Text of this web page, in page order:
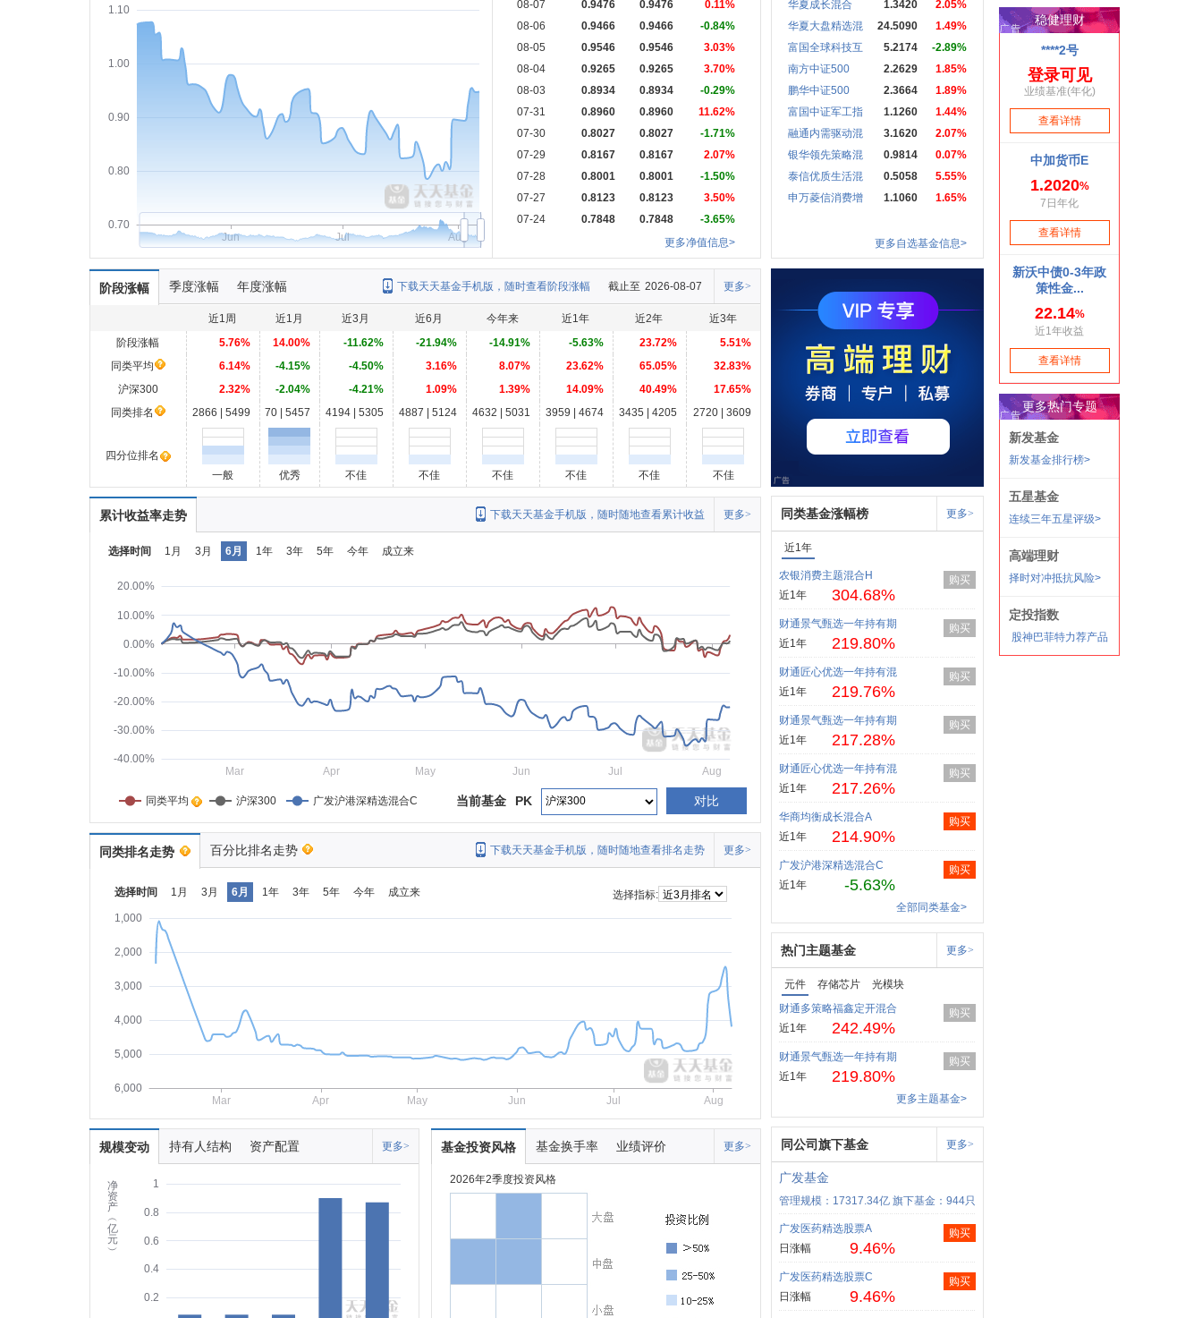
0.70
0.80
0.90
1.00
1.10
Jun Jul Aug
08-07
0.9476 0.9476
0.11%
08-06
0.9466 0.9466
-0.84%
08-05
0.9546 0.9546
3.03%
08-04
0.9265 0.9265
3.70%
08-03
0.8934 0.8934
-0.29%
07-31
0.8960 0.8960
11.62%
07-30
0.8027 0.8027
-1.71%
07-29
0.8167 0.8167
2.07%
07-28
0.8001 0.8001
-1.50%
07-27
0.8123 0.8123
3.50%
07-24
0.7848 0.7848
-3.65%
更多净值信息>
华夏成长混合
1.3420
2.05%
华夏大盘精选混
24.5090
1.49%
富国全球科技互
5.2174
-2.89%
南方中证500
2.2629
1.85%
鹏华中证500
2.3664
1.89%
富国中证军工指
1.1260
1.44%
融通内需驱动混
3.1620
2.07%
银华领先策略混
0.9814
0.07%
泰信优质生活混
0.5058
5.55%
申万菱信消费增
1.1060 1.65%
更多自选基金信息>
阶段涨幅 季度涨幅 年度涨幅 更多>
截止至 2026-08-07
下载天天基金手机版，随时查看阶段涨幅
近1周 近1月 近3月 近6月 今年来 近1年 近2年
近3年
阶段涨幅
5.76% 14.00% -11.62% -21.94% -14.91% -5.63% 23.72%
5.51%
同类平均
6.14% -4.15% -4.50% 3.16% 8.07% 23.62% 65.05%
32.83%
沪深300
2.32% -2.04% -4.21% 1.09% 1.39% 14.09% 40.49%
17.65%
同类排名
2866 | 5499 70 | 5457 4194 | 5305 4887 | 5124 4632 | 5031 3959 | 4674 3435 | 4205 2720 | 3609
四分位排名
一般
优秀 不佳 不佳 不佳 不佳 不佳 不佳
累计收益率走势 更多>
下载天天基金手机版，随时随地查看累计收益
选择时间 1月 3月 6月 1年 3年 5年 今年 成立来
-40.00%
-30.00%
-20.00%
-10.00%
0.00%
10.00%
20.00%
Mar Apr May Jun Jul Aug
同类平均 沪深300 广发沪港深精选混合C 对比
PK
当前基金
同类排名走势 百分比排名走势 更多>
下载天天基金手机版，随时随地查看排名走势
选择时间 1月 3月 6月 1年 3年 5年 今年 成立来
选择指标:
1,000
2,000
3,000
4,000
5,000
6,000
Mar
Apr May Jun Jul Aug
规模变动 持有人结构 资产配置 更多>
净
资
产
︵
亿
元
︶
0.2
0.4
0.6
0.8
1
基金投资风格 基金换手率 业绩评价 更多>
2026年2季度投资风格
同类基金涨幅榜 更多>
近1年
农银消费主题混合H
近1年
304.68%
购买
财通景气甄选一年持有期
近1年
219.80%
购买
财通匠心优选一年持有混
近1年
219.76%
购买
财通景气甄选一年持有期
近1年
217.28%
购买
财通匠心优选一年持有混
近1年
217.26%
购买
华商均衡成长混合A
近1年
214.90%
购买
广发沪港深精选混合C
近1年
-5.63%
购买
全部同类基金>
热门主题基金 更多>
元件 存储芯片
光模块
财通多策略福鑫定开混合
近1年
242.49%
购买
财通景气甄选一年持有期
近1年
219.80%
购买
更多主题基金>
同公司旗下基金 更多>
广发基金
管理规模：17317.34亿 旗下基金：944只
广发医药精选股票A
日涨幅
9.46%
购买
广发医药精选股票C
日涨幅
9.46%
购买